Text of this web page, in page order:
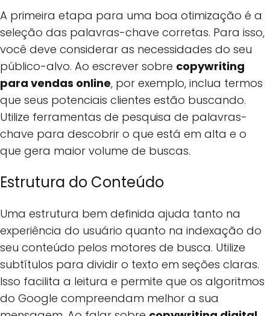
A primeira etapa para uma boa otimização é a
seleção das palavras-chave corretas. Para isso,
você deve considerar as necessidades do seu
público-alvo. Ao escrever sobre copywriting
para vendas online, por exemplo, inclua termos
que seus potenciais clientes estão buscando.
Utilize ferramentas de pesquisa de palavras-
chave para descobrir o que está em alta e o
que gera maior volume de buscas.
Estrutura do Conteúdo
Uma estrutura bem definida ajuda tanto na
experiência do usuário quanto na indexação do
seu conteúdo pelos motores de busca. Utilize
subtítulos para dividir o texto em seções claras.
Isso facilita a leitura e permite que os algoritmos
do Google compreendam melhor a sua